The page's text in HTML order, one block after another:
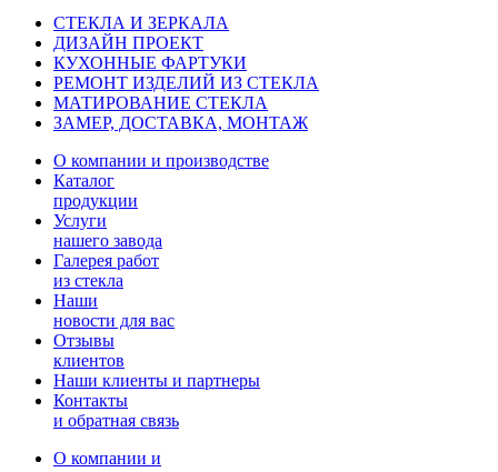
СТЕКЛА И ЗЕРКАЛА
ДИЗАЙН ПРОЕКТ
КУХОННЫЕ ФАРТУКИ
РЕМОНТ ИЗДЕЛИЙ ИЗ СТЕКЛА
МАТИРОВАНИЕ СТЕКЛА
ЗАМЕР, ДОСТАВКА, МОНТАЖ
О компании и производстве
Каталог
продукции
Услуги
нашего завода
Галерея работ
из стекла
Наши
новости для вас
Отзывы
клиентов
Наши клиенты и партнеры
Контакты
и обратная связь
О компании и